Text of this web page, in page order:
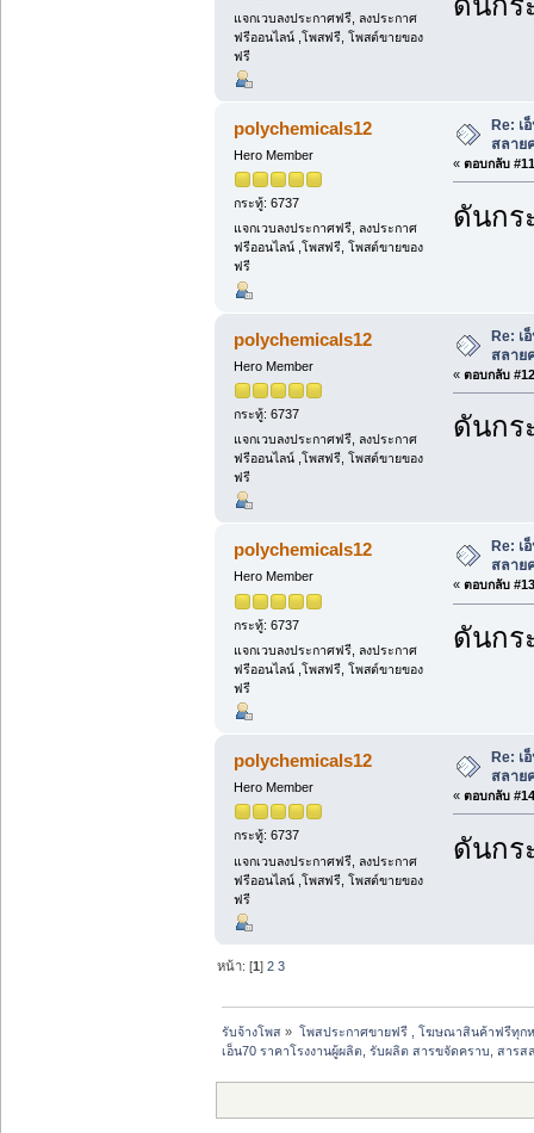
แจกเวบลงประกาศฟรี, ลงประกาศ
ฟรีออนไลน์ ,โพสฟรี, โพสต์ขายของ
ฟรี
polychemicals12
Hero Member
กระทู้: 6737
แจกเวบลงประกาศฟรี, ลงประกาศ
ฟรีออนไลน์ ,โพสฟรี, โพสต์ขายของ
ฟรี
Re: เ
สลาย
« ตอบกลับ
ดันกร
polychemicals12
Hero Member
กระทู้: 6737
แจกเวบลงประกาศฟรี, ลงประกาศ
ฟรีออนไลน์ ,โพสฟรี, โพสต์ขายของ
ฟรี
Re: เ
สลาย
« ตอบกลับ
ดันกร
polychemicals12
Hero Member
กระทู้: 6737
แจกเวบลงประกาศฟรี, ลงประกาศ
ฟรีออนไลน์ ,โพสฟรี, โพสต์ขายของ
ฟรี
Re: เ
สลาย
« ตอบกลับ
ดันกร
polychemicals12
Hero Member
กระทู้: 6737
แจกเวบลงประกาศฟรี, ลงประกาศ
ฟรีออนไลน์ ,โพสฟรี, โพสต์ขายของ
ฟรี
Re: เ
สลาย
« ตอบกลับ
ดันกร
หน้า: [1]2 3
รับจ้างโพส » โพสประกาศขายฟรี , โฆษณาสินค้าฟรีทุก
เอ็น70 ราคาโรงงานผู้ผลิต, รับผลิต สารขจัดคราบ, สาร